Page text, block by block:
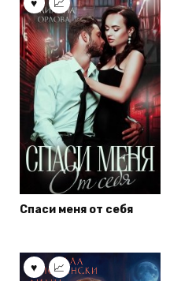
Спаси меня от себя